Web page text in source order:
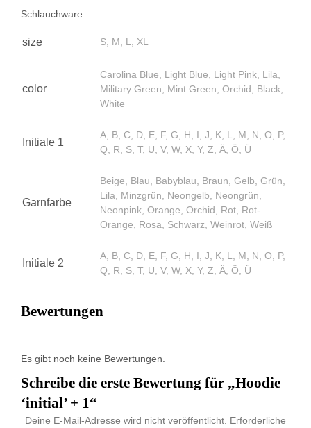
Schlauchware.
size S, M, L, XL
color
Carolina Blue, Light Blue, Light Pink, Lila,
Military Green, Mint Green, Orchid, Black,
White
Initiale 1
A, B, C, D, E, F, G, H, I, J, K, L, M, N, O, P,
Q, R, S, T, U, V, W, X, Y, Z, Ä, Ö, Ü
Garnfarbe
Beige, Blau, Babyblau, Braun, Gelb, Grün,
Lila, Minzgrün, Neongelb, Neongrün,
Neonpink, Orange, Orchid, Rot, Rot-
Orange, Rosa, Schwarz, Weinrot, Weiß
Initiale 2
A, B, C, D, E, F, G, H, I, J, K, L, M, N, O, P,
Q, R, S, T, U, V, W, X, Y, Z, Ä, Ö, Ü
Bewertungen
Es gibt noch keine Bewertungen.
Schreibe die erste Bewertung für „Hoodie
‘initial’ + 1“
Deine E-Mail-Adresse wird nicht veröffentlicht. Erforderliche